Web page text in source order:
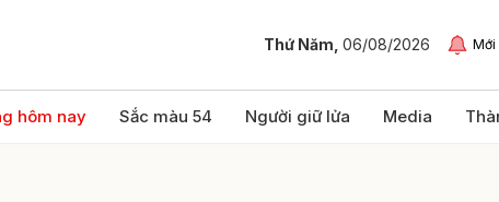
Thứ Năm, 06/08/2026 Mới
hôm nay Sắc màu 54 Người giữ lửa Media